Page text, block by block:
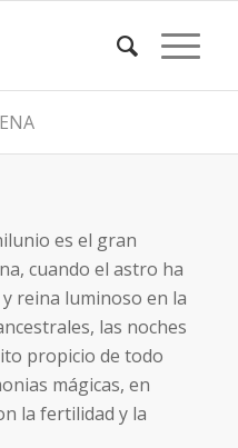
es el gran
cuando el astro ha
reina luminoso en la
las noches
propicio de todo
mágicas, en
la fertilidad y la